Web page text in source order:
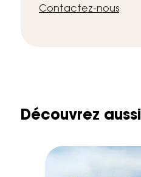
Contactez-nous
Découvrez aussi